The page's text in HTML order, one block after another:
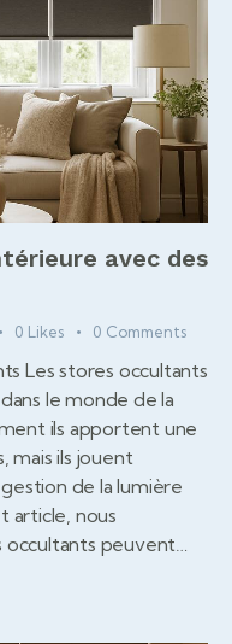
avec des
0 Likes 0 Comments
Les stores occultants
le monde de la
ils apportent une
mais ils jouent
de la lumière
article, nous
peuvent…